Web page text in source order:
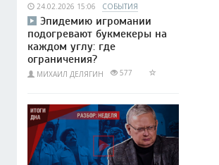
24.02.2026 15:06 СОБЫТИЯ
Эпидемию игромании
подогревают букмекеры на
каждом углу: где
ограничения?
МИХАИЛ ДЕЛЯГИН 577